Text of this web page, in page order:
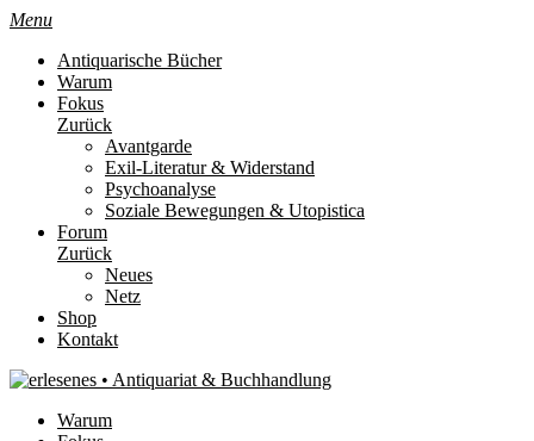
Menu
Antiquarische Bücher
Warum
Fokus
Zurück
Avantgarde
Exil-Literatur & Widerstand
Psychoanalyse
Soziale Bewegungen & Utopistica
Forum
Zurück
Neues
Netz
Shop
Kontakt
Warum